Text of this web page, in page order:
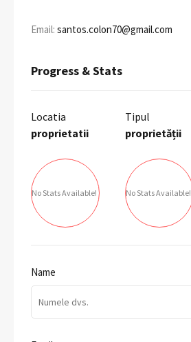
Email: santos.colon70@gmail.com
Progress & Stats
Locatia
proprietatii
No Stats Available!
Tipul
proprietății
No Stats Available!
Name